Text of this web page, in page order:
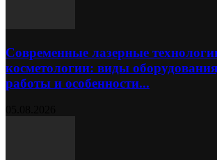
Современные лазерные
косметологии: виды
работы и особенности...